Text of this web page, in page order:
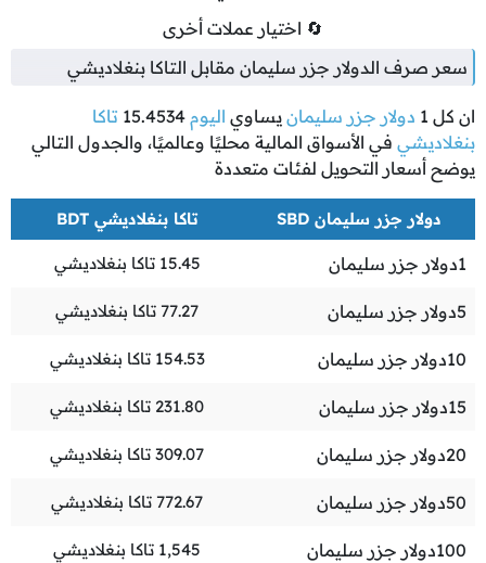
🔄 اختيار عملات أخرى
سعر صرف الدولار جزر سليمان مقابل التاكا بنغلاديشي
ان كل 1 دولار جزر سليمان يساوي اليوم 15.4534 تاكا
بنغلاديشي في الأسواق المالية محليًا وعالميًا، والجدول التالي
يوضح أسعار التحويل لفئات متعددة
دولار جزر سليمان SBD تاكا بنغلاديشي BDT
1دولار جزر سليمان 15.45 تاكا بنغلاديشي
5دولار جزر سليمان 77.27 تاكا بنغلاديشي
10دولار جزر سليمان 154.53 تاكا بنغلاديشي
15دولار جزر سليمان 231.80 تاكا بنغلاديشي
20دولار جزر سليمان 309.07 تاكا بنغلاديشي
50دولار جزر سليمان 772.67 تاكا بنغلاديشي
100دولار جزر سليمان 1,545 تاكا بنغلاديشي